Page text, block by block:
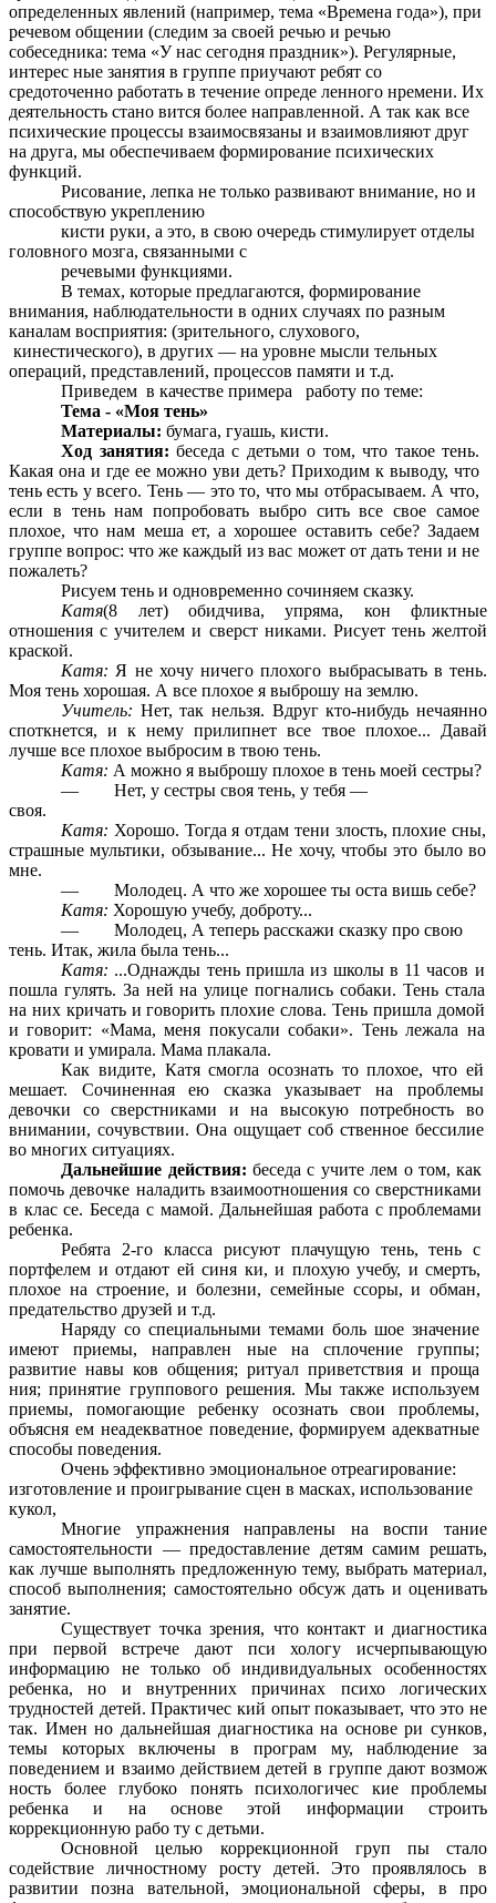
определенных явлений (например, тема «Времена года»), при
речевом общении (следим за своей речью и речью
собеседника: тема «У нас сегодня праздник»). Регулярные,
интерес ные занятия в группе приучают ребят со
средоточенно работать в течение опреде ленного нремени. Их
деятельность стано вится более направленной. А так как все
психические процессы взаимосвязаны и взаимовлияют друг
на друга, мы обеспечиваем формирование психических
функций.
Рисование, лепка не только развивают внимание, но и
способствую укреплению
кисти руки, а это, в свою очередь стимулирует отделы
головного мозга, связанными с
речевыми функциями.
В темах, которые предлагаются, формирование
внимания, наблюдательности в одних случаях по разным
каналам восприятия: (зрительного, слухового,
кинестического), в других — на уровне мысли тельных
операций, представлений, процессов памяти и т.д.
Приведем в качестве примера работу по теме:
Тема - «Моя тень»
Материалы:бумага, гуашь, кисти.
Ход занятия:беседа с детьми о том, что такое тень.
Какая она и где ее можно уви деть? Приходим к выводу, что
тень есть у всего. Тень — это то, что мы отбрасываем. А что,
если в тень нам попробовать выбро сить все свое самое
плохое, что нам меша ет, а хорошее оставить себе? Задаем
группе вопрос: что же каждый из вас может от дать тени и не
пожалеть?
Рисуем тень и одновременно сочиняем сказку.
Катя(8 лет) обидчива, упряма, кон фликтные
отношения с учителем и сверст никами. Рисует тень желтой
краской.
Катя: Я не хочу ничего плохого выбрасывать в тень.
Моя тень хорошая. А все плохое я выброшу на землю.
Учитель: Нет, так нельзя. Вдруг кто-нибудь нечаянно
споткнется, и к нему прилипнет все твое плохое... Давай
лучше все плохое выбросим в твою тень.
Катя: А можно я выброшу плохое в тень моей сестры?
— Нет, у сестры своя тень, у тебя —
своя.
Катя: Хорошо. Тогда я отдам тени злость, плохие сны,
страшные мультики, обзывание... Не хочу, чтобы это было во
мне.
— Молодец. А что же хорошее ты оста вишь себе?
Катя: Хорошую учебу, доброту...
— Молодец, А теперь расскажи сказку про свою
тень. Итак, жила была тень...
Катя: ...Однажды тень пришла из школы в 11 часов и
пошла гулять. За ней на улице погнались собаки. Тень стала
на них кричать и говорить плохие слова. Тень пришла домой
и говорит: «Мама, меня покусали собаки». Тень лежала на
кровати и умирала. Мама плакала.
Как видите, Катя смогла осознать то плохое, что ей
мешает. Сочиненная ею сказка указывает на проблемы
девочки со сверстниками и на высокую потребность во
внимании, сочувствии. Она ощущает соб ственное бессилие
во многих ситуациях.
Дальнейшие действия:беседа с учите лем о том, как
помочь девочке наладить взаимоотношения со сверстниками
в клас се. Беседа с мамой. Дальнейшая работа с проблемами
ребенка.
Ребята 2-го класса рисуют плачущую тень, тень с
портфелем и отдают ей синя ки, и плохую учебу, и смерть,
плохое на строение, и болезни, семейные ссоры, и обман,
предательство друзей и т.д.
Наряду со специальными темами боль шое значение
имеют приемы, направлен ные на сплочение группы;
развитие навы ков общения; ритуал приветствия и проща
ния; принятие группового решения. Мы также используем
приемы, помогающие ребенку осознать свои проблемы,
объясня ем неадекватное поведение, формируем адекватные
способы поведения.
Очень эффективно эмоциональное отреагирование:
изготовление и проигрывание сцен в масках, использование
кукол,
Многие упражнения направлены на воспи тание
самостоятельности — предоставление детям самим решать,
как лучше выполнять предложенную тему, выбрать материал,
способ выполнения; самостоятельно обсуж дать и оценивать
занятие.
Существует точка зрения, что контакт и диагностика
при первой встрече дают пси хологу исчерпывающую
информацию не только об индивидуальных особенностях
ребенка, но и внутренних причинах психо логических
трудностей детей. Практичес кий опыт показывает, что это не
так. Имен но дальнейшая диагностика на основе ри сунков,
темы которых включены в програм му, наблюдение за
поведением и взаимо действием детей в группе дают возмож
ность более глубоко понять психологичес кие проблемы
ребенка и на основе этой информации строить
коррекционную рабо ту с детьми.
Основной целью коррекционной груп пы стало
содействие личностному росту детей. Это проявлялось в
развитии позна вательной, эмоциональной сферы, в про